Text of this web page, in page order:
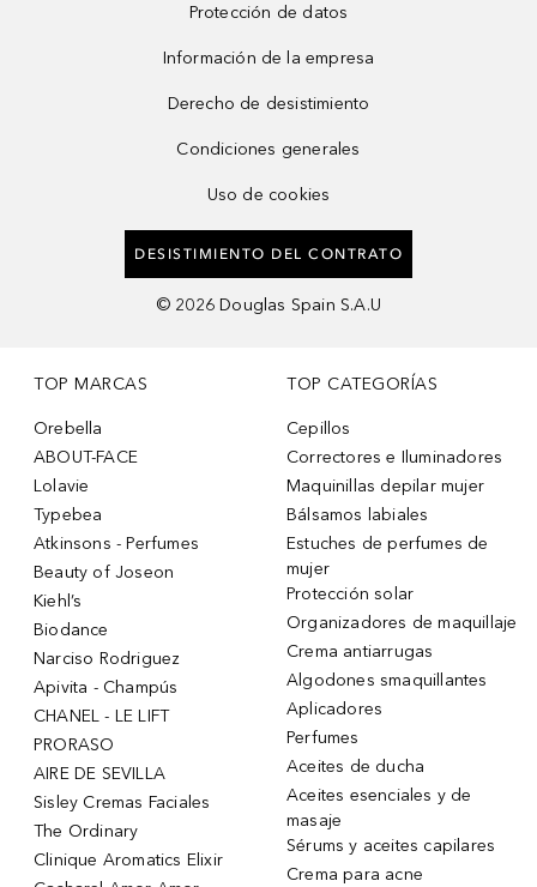
Protección de datos
Información de la empresa
Derecho de desistimiento
Condiciones generales
Uso de cookies
DESISTIMIENTO DEL CONTRATO
© 2026 Douglas Spain S.A.U
TOP MARCAS
Orebella
ABOUT-FACE
Lolavie
Typebea
Atkinsons - Perfumes
Beauty of Joseon
Kiehl’s
Biodance
Narciso Rodriguez
Apivita - Champús
CHANEL - LE LIFT
PRORASO
AIRE DE SEVILLA
Sisley Cremas Faciales
The Ordinary
Clinique Aromatics Elixir
TOP CATEGORÍAS
Cepillos
Correctores e Iluminadores
Maquinillas depilar mujer
Bálsamos labiales
Estuches de perfumes de
mujer
Protección solar
Organizadores de maquillaje
Crema antiarrugas
Algodones smaquillantes
Aplicadores
Perfumes
Aceites de ducha
Aceites esenciales y de
masaje
Sérums y aceites capilares
Crema para acne